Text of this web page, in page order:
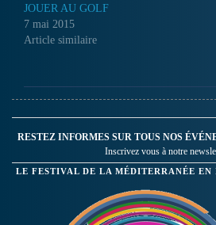
JOUER AU GOLF
7 mai 2015
Article similaire
RESTEZ INFORMES SUR TOUS NOS
Inscrivez vous à notre
LE FESTIVAL DE LA MÉDITERRANÉE EN